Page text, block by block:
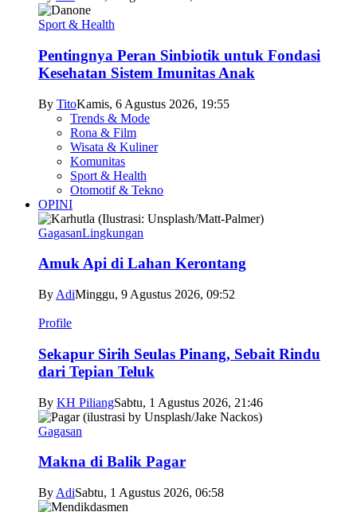
Sport & Health
Pentingnya Peran Sinbiotik untuk Fondasi
Kesehatan Sistem Imunitas Anak
By TitoKamis, 6 Agustus 2026, 19:55
Trends & Mode
Rona & Film
Wisata & Kuliner
Komunitas
Sport & Health
Otomotif & Tekno
OPINI
GagasanLingkungan
Amuk Api di Lahan Kerontang
By AdiMinggu, 9 Agustus 2026, 09:52
Profile
Sekapur Sirih Seulas Pinang, Sebait Rindu
dari Tepian Teluk
By KH PiliangSabtu, 1 Agustus 2026, 21:46
Gagasan
Makna di Balik Pagar
By AdiSabtu, 1 Agustus 2026, 06:58